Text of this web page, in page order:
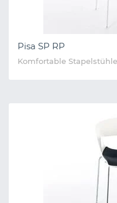
Pisa SP RP
Komfortable Stapelstühle